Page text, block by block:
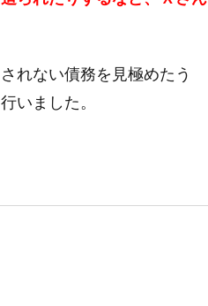
されない債務を見極めたう
いました。